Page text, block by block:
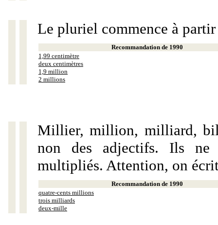
Le pluriel commence à
Recommandation de 1990
1,99 centimètre
deux centimètres
1,9 million
2 millions
Millier, million, milliard,
non des adjectifs. Ils ne
multipliés. Attention, on
Recommandation de 1990
quatre-cents millions
trois milliards
deux-mille